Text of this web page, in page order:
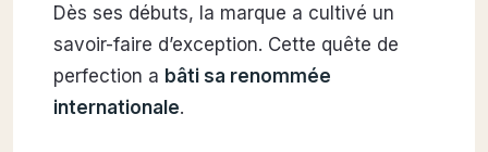
Dès ses débuts, la marque a cultivé un
savoir-faire d’exception. Cette quête de
perfection a bâti sa renommée
internationale.